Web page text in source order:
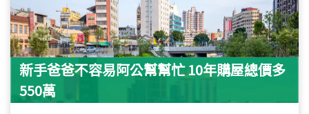
新手爸爸不容易阿公幫幫忙 10年購屋總價多
550萬